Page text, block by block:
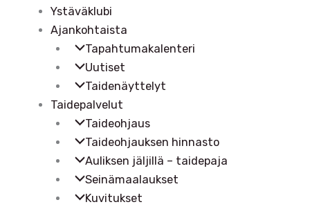
Ystäväklubi
Ajankohtaista
Tapahtumakalenteri
Uutiset
Taidenäyttelyt
Taidepalvelut
Taideohjaus
Taideohjauksen hinnasto
Auliksen jäljillä – taidepaja
Seinämaalaukset
Kuvitukset